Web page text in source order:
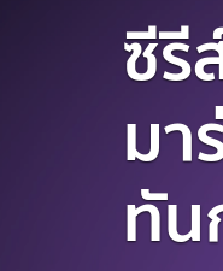
ซีรี
มา
ทัน